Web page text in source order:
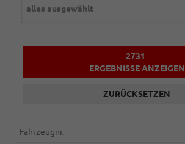
alles ausgewählt
2731
ERGEBNISSE ANZEIGEN
ZURÜCKSETZEN
Fahrzeugnr.